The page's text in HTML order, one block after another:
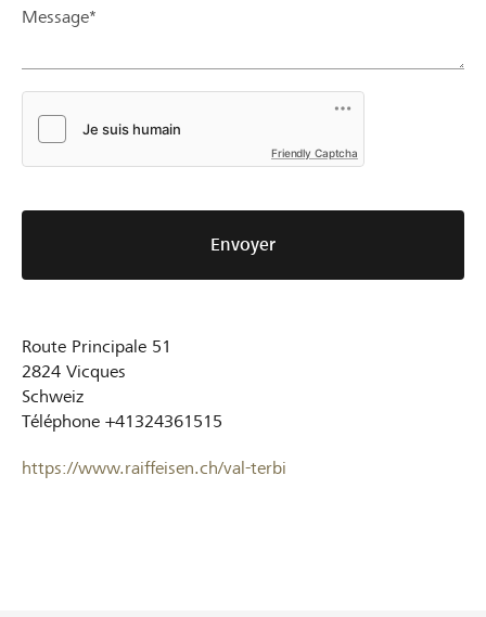
Message*
Friendly Captcha
Envoyer
Route Principale 51
2824 Vicques
Schweiz
Téléphone +41324361515
https://www.raiffeisen.ch/val-terbi